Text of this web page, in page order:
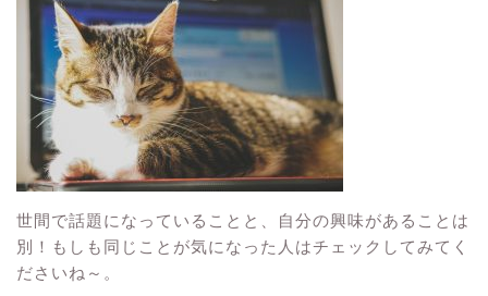
世間で話題になっていることと、自分の興味があることは
別！もしも同じことが気になった人はチェックしてみてく
ださいね～。